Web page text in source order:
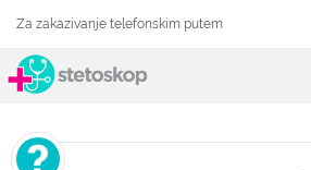
Za zakazivanje telefonskim putem